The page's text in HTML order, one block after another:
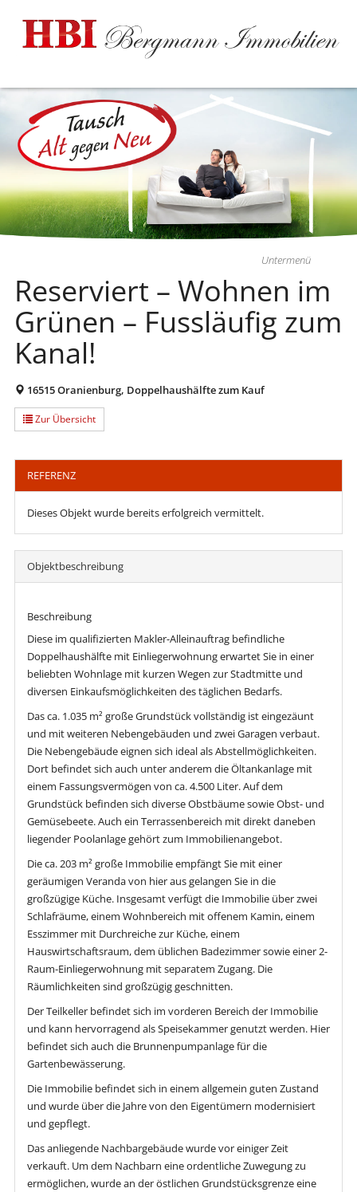
Untermenü
Reserviert – Wohnen im
Grünen – Fussläufig zum
Kanal!
16515 Oranienburg, Doppelhaushälfte zum Kauf
Zur Übersicht
REFERENZ
Dieses Objekt wurde bereits erfolgreich vermittelt.
Objekt­beschreibung
Beschreibung
Diese im qualifizierten Makler-Alleinauftrag befindliche
Doppelhaushälfte mit Einliegerwohnung erwartet Sie in einer
beliebten Wohnlage mit kurzen Wegen zur Stadtmitte und
diversen Einkaufsmöglichkeiten des täglichen Bedarfs.
Das ca. 1.035 m² große Grundstück vollständig ist eingezäunt
und mit weiteren Nebengebäuden und zwei Garagen verbaut.
Die Nebengebäude eignen sich ideal als Abstellmöglichkeiten.
Dort befindet sich auch unter anderem die Öltankanlage mit
einem Fassungsvermögen von ca. 4.500 Liter. Auf dem
Grundstück befinden sich diverse Obstbäume sowie Obst- und
Gemüsebeete. Auch ein Terrassenbereich mit direkt daneben
liegender Poolanlage gehört zum Immobilienangebot.
Die ca. 203 m² große Immobilie empfängt Sie mit einer
geräumigen Veranda von hier aus gelangen Sie in die
großzügige Küche. Insgesamt verfügt die Immobilie über zwei
Schlafräume, einem Wohnbereich mit offenem Kamin, einem
Esszimmer mit Durchreiche zur Küche, einem
Hauswirtschaftsraum, dem üblichen Badezimmer sowie einer 2-
Raum-Einliegerwohnung mit separatem Zugang. Die
Räumlichkeiten sind großzügig geschnitten.
Der Teilkeller befindet sich im vorderen Bereich der Immobilie
und kann hervorragend als Speisekammer genutzt werden. Hier
befindet sich auch die Brunnenpumpanlage für die
Gartenbewässerung.
Die Immobilie befindet sich in einem allgemein guten Zustand
und wurde über die Jahre von den Eigentümern modernisiert
und gepflegt.
Das anliegende Nachbargebäude wurde vor einiger Zeit
verkauft. Um dem Nachbarn eine ordentliche Zuwegung zu
ermöglichen, wurde an der östlichen Grundstücksgrenze eine